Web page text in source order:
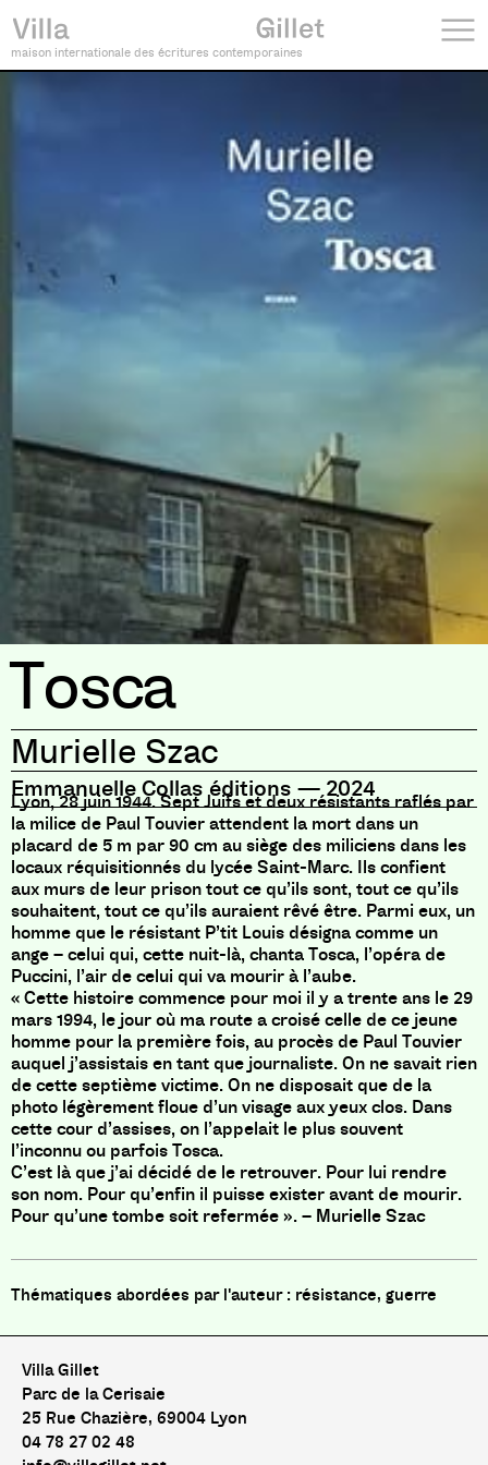
maison internationale des écritures contemporaines
Tosca
Murielle Szac
Emmanuelle Collas éditions —2024
Lyon, 28 juin 1944. Sept Juifs et deux résistants raflés par
la milice de Paul Touvier attendent la mort dans un
placard de 5 m par 90 cm au siège des miliciens dans les
locaux réquisitionnés du lycée Saint-Marc. Ils confient
aux murs de leur prison tout ce qu’ils sont, tout ce qu’ils
souhaitent, tout ce qu’ils auraient rêvé être. Parmi eux, un
homme que le résistant P’tit Louis désigna comme un
ange – celui qui, cette nuit-là, chanta Tosca, l’opéra de
Puccini, l’air de celui qui va mourir à l’aube.
« Cette histoire commence pour moi il y a trente ans le 29
mars 1994, le jour où ma route a croisé celle de ce jeune
homme pour la première fois, au procès de Paul Touvier
auquel j’assistais en tant que journaliste. On ne savait rien
de cette septième victime. On ne disposait que de la
photo légèrement floue d’un visage aux yeux clos. Dans
cette cour d’assises, on l’appelait le plus souvent
l’inconnu ou parfois Tosca.
C’est là que j’ai décidé de le retrouver. Pour lui rendre
son nom. Pour qu’enfin il puisse exister avant de mourir.
Pour qu’une tombe soit refermée ». – Murielle Szac
résistance, guerre
Villa Gillet
Parc de la Cerisaie
25 Rue Chazière, 69004 Lyon
04 78 27 02 48